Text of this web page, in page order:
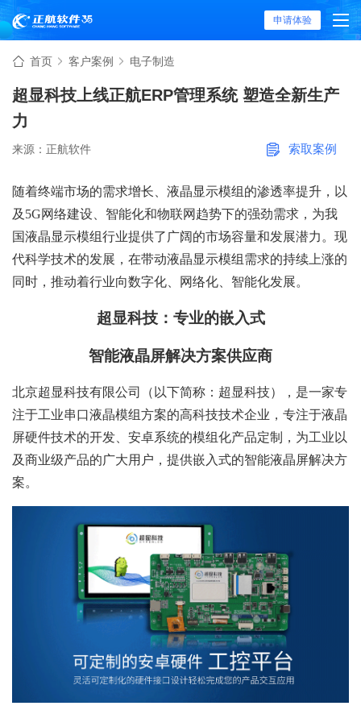
申请体验
首页 客户案例 电子制造
超显科技上线正航ERP管理系统 塑造全新生产
力
来源：正航软件 索取案例
随着终端市场的需求增长、液晶显示模组的渗透率提升，以
及5G网络建设、智能化和物联网趋势下的强劲需求，为我
国液晶显示模组行业提供了广阔的市场容量和发展潜力。现
代科学技术的发展，在带动液晶显示模组需求的持续上涨的
同时，推动着行业向数字化、网络化、智能化发展。
超显科技：专业的嵌入式
智能液晶屏解决方案供应商
北京超显科技有限公司（以下简称：超显科技），是一家专
注于工业串口液晶模组方案的高科技技术企业，专注于液晶
屏硬件技术的开发、安卓系统的模组化产品定制，为工业以
及商业级产品的广大用户，提供嵌入式的智能液晶屏解决方
案。